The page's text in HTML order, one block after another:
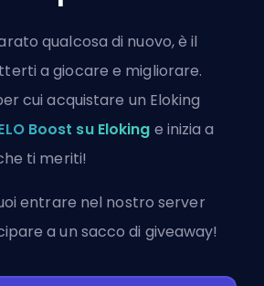
qualcosa di nuovo, è il
a giocare e migliorare.
cui acquistare un Eloking
Boost su Eloking e inizia a
ti meriti!
entrare nel nostro server
a un sacco di giveaway!